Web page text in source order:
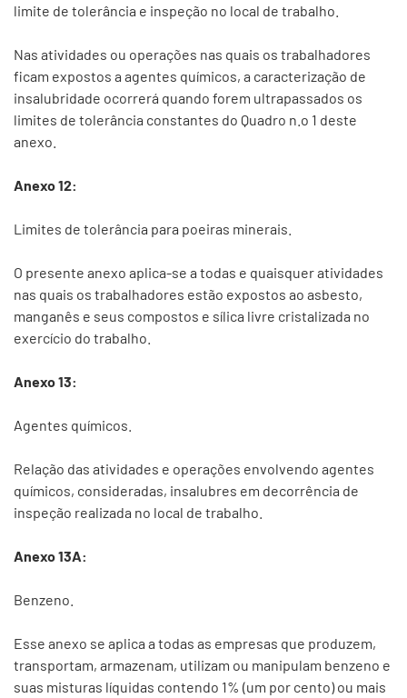
limite de tolerância e inspeção no local de trabalho.
Nas atividades ou operações nas quais os trabalhadores
ficam expostos a agentes químicos, a caracterização de
insalubridade ocorrerá quando forem ultrapassados os
limites de tolerância constantes do Quadro n.o 1 deste
anexo.
Anexo 12:
Limites de tolerância para poeiras minerais.
O presente anexo aplica-se a todas e quaisquer atividades
nas quais os trabalhadores estão expostos ao asbesto,
manganês e seus compostos e sílica livre cristalizada no
exercício do trabalho.
Anexo 13:
Agentes químicos.
Relação das atividades e operações envolvendo agentes
químicos, consideradas, insalubres em decorrência de
inspeção realizada no local de trabalho.
Anexo 13A:
Benzeno.
Esse anexo se aplica a todas as empresas que produzem,
transportam, armazenam, utilizam ou manipulam benzeno e
suas misturas líquidas contendo 1% (um por cento) ou mais